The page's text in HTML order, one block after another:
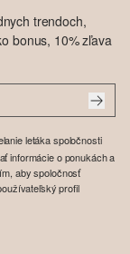
trendoch,
bonus, 10% zľava
letáka spoločnosti
informácie o ponukách a
aby spoločnosť
profil